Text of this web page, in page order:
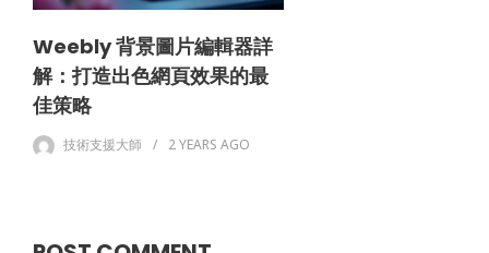
Weebly 背景圖片編輯器詳
解：打造出色網頁效果的最
佳策略
技術支援大師 2 YEARS AGO